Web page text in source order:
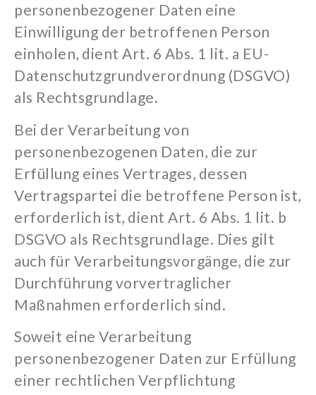
personenbezogener Daten eine
Einwilligung der betroffenen Person
einholen, dient Art. 6 Abs. 1 lit. a EU-
Datenschutzgrundverordnung (DSGVO)
als Rechtsgrundlage.
Bei der Verarbeitung von
personenbezogenen Daten, die zur
Erfüllung eines Vertrages, dessen
Vertragspartei die betroffene Person ist,
erforderlich ist, dient Art. 6 Abs. 1 lit. b
DSGVO als Rechtsgrundlage. Dies gilt
auch für Verarbeitungsvorgänge, die zur
Durchführung vorvertraglicher
Maßnahmen erforderlich sind.
Soweit eine Verarbeitung
personenbezogener Daten zur Erfüllung
einer rechtlichen Verpflichtung